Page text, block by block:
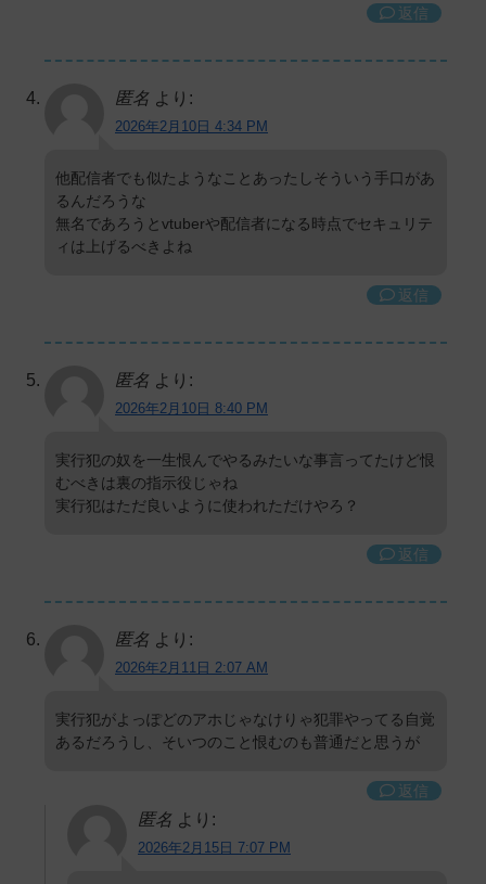
返信
匿名 より:
2026年2月10日 4:34 PM
他配信者でも似たようなことあったしそういう手口があ
るんだろうな
無名であろうとvtuberや配信者になる時点でセキュリテ
ィは上げるべきよね
返信
匿名 より:
2026年2月10日 8:40 PM
実行犯の奴を一生恨んでやるみたいな事言ってたけど恨
むべきは裏の指示役じゃね
実行犯はただ良いように使われただけやろ？
返信
匿名 より:
2026年2月11日 2:07 AM
実行犯がよっぽどのアホじゃなけりゃ犯罪やってる自覚
あるだろうし、そいつのこと恨むのも普通だと思うが
返信
匿名 より:
2026年2月15日 7:07 PM